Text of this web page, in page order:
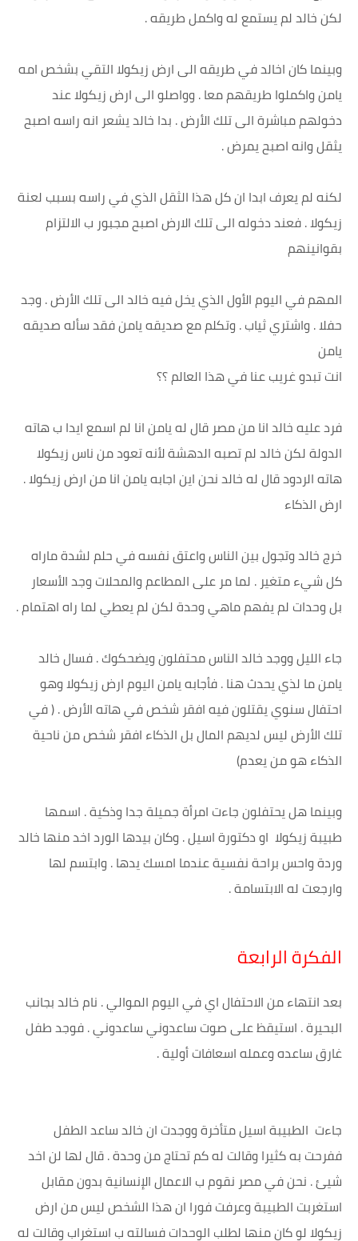
لكن خالد لم يستمع له واكمل طريقه .
وبينما كان اخالد في طريقه الى ارض زيكولا التقي بشخص امه
يامن واكملوا طريقهم معا . وواصلو الى ارض زيكولا عند
دخولهم مباشرة الى تلك الأرض . بدا خالد يشعر انه راسه اصبح
يثقل وانه اصبح يمرض .
لكنه لم يعرف ابدا ان كل هذا الثقل الذي في راسه بسبب لعنة
زيكولا . فعند دخوله الى تلك الارض اصبح مجبور ب الالتزام
بقوانينهم
المهم في اليوم الأول الذي يخل فيه خالد الى تلك الأرض . وجد
حفلا . واشتري ثياب . وتكلم مع صديقه يامن فقد سأله صديقه
يامن
انت تبدو غريب عنا في هذا العالم ؟؟
فرد عليه خالد انا من مصر قال له يامن انا لم اسمع ايدا ب هاته
الدولة لكن خالد لم تصبه الدهشة لأنه تعود من ناس زيكولا
هاته الردود قال له خالد نحن اين اجابه يامن انا من ارض زيكولا .
ارض الذكاء
خرج خالد وتجول بين الناس واعتق نفسه في حلم لشدة ماراه
كل شيء متغير . لما مر على المطاعم والمحلات وجد الأسعار
بل وحدات لم يفهم ماهي وحدة لكن لم يعطي لما راه اهتمام .
جاء الليل ووجد خالد الناس محتفلون ويضحكوك . فسال خالد
يامن ما لذي يحدث هنا . فأجابه يامن اليوم ارض زيكولا وهو
احتفال سنوي يقتلون فيه افقر شخص في هاته الأرض . ( في
تلك الأرض ليس لديهم المال بل الذكاء افقر شخص من ناحية
الذكاء هو من يعدم)
وبينما هل يحتفلون جاءت امرأة جميلة جدا وذكية . اسمها
طبيبة زيكولا او دكتورة اسيل . وكان بيدها الورد اخد منها خالد
وردة واحس براحة نفسية عندما امسك يدها . وابتسم لها
وارجعت له الابتسامة .
الفكرة الرابعة
بعد انتهاء من الاحتفال اي في اليوم الموالي . نام خالد بجانب
البحيرة . استيقظ على صوت ساعدوني ساعدوني . فوجد طفل
غارق ساعده وعمله اسعافات أولية .
جاءت الطبيبة اسيل متأخرة ووجدت ان خالد ساعد الطفل
ففرحت به كثيرا وقالت له كم تحتاج من وحدة . قال لها لن اخد
شيئ . نحن في مصر نقوم ب الاعمال الإنسانية بدون مقابل
استغربت الطبيبة وعرفت فورا ان هذا الشخص ليس من ارض
زيكولا لو كان منها لطلب الوحدات فسالته ب استغراب وقالت له